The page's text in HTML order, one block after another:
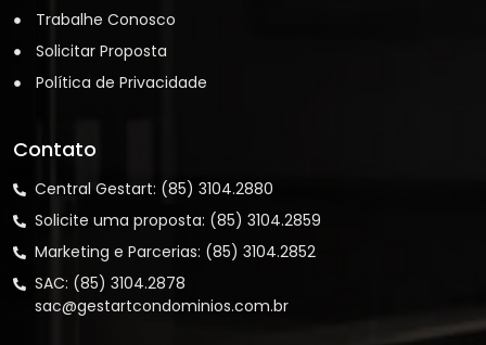
Trabalhe Conosco
Solicitar Proposta
Política de Privacidade
Contato
Central Gestart: (85) 3104.2880
Solicite uma proposta: (85) 3104.2859
Marketing e Parcerias: (85) 3104.2852
SAC: (85) 3104.2878
sac@gestartcondominios.com.br